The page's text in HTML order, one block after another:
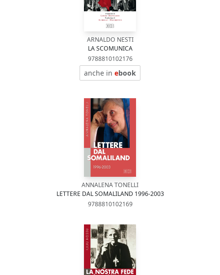
ARNALDO NESTI
LA SCOMUNICA
9788810102176
anche in ebook
ANNALENA TONELLI
LETTERE DAL SOMALILAND 1996-2003
9788810102169